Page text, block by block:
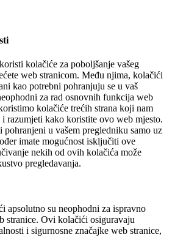
kolačiće za poboljšanje vašeg
web stranicom. Među njima, kolačići
kao potrebni pohranjuju se u vaš
za rad osnovnih funkcija web
kolačiće trećih strana koji nam
razumjeti kako koristite ovo web mjesto.
u vašem pregledniku samo uz
imate mogućnost isključiti ove
nekih od ovih kolačića može
pregledavanja.
apsolutno su neophodni za ispravno
stranice. Ovi kolačići osiguravaju
i sigurnosne značajke web stranice,